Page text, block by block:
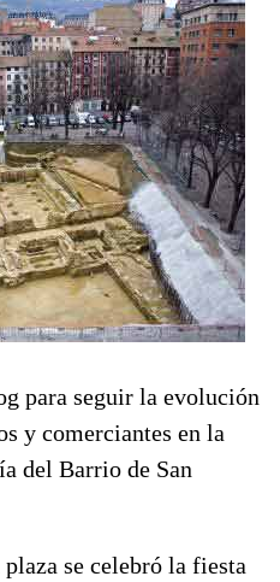
para seguir la evolución
y comerciantes en la
del Barrio de San
plaza se celebró la fiesta